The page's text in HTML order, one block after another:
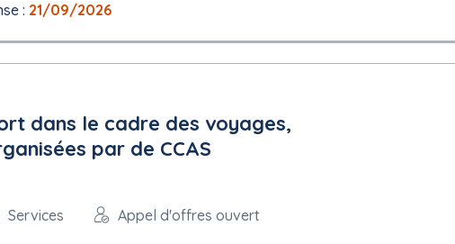
: 21/09/2026
dans le cadre des voyages,
par de CCAS
Services Appel d'offres ouvert